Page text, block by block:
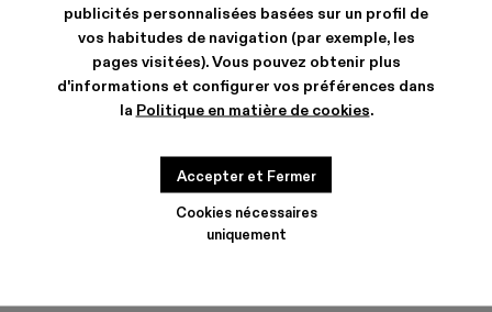
publicités personnalisées basées sur un profil de
vos habitudes de navigation (par exemple, les
pages visitées). Vous pouvez obtenir plus
d'informations et configurer vos préférences dans
la Politique en matière de cookies.
Cookies nécessaires
uniquement
Accepter et Fermer
Livraison et retours gratuits our tous les achats.
Livraison express neutre en carbone maintenant disponible.
CARACTERISTIQUES
ENTRETIEN
CE PRODUIT N’EST PAS DISPONIBLE ACTUELLEMENT